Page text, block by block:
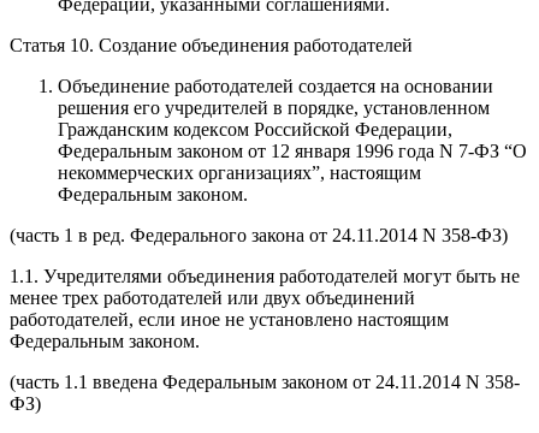
Федерации, указанными соглашениями.
Статья 10. Создание объединения работодателей
Объединение работодателей создается на основании
решения его учредителей в порядке, установленном
Гражданским кодексом Российской Федерации,
Федеральным законом от 12 января 1996 года N 7-ФЗ “О
некоммерческих организациях”, настоящим
Федеральным законом.
(часть 1 в ред. Федерального закона от 24.11.2014 N 358-ФЗ)
1.1. Учредителями объединения работодателей могут быть не
менее трех работодателей или двух объединений
работодателей, если иное не установлено настоящим
Федеральным законом.
(часть 1.1 введена Федеральным законом от 24.11.2014 N 358-
ФЗ)